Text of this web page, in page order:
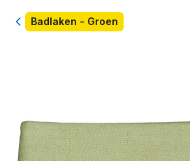
TerugBadlaken - Groen